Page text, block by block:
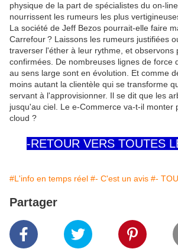
physique de la part de spécialistes du on-
nourrissent les rumeurs les plus
La société de Jeff Bezos pourrait-elle faire
Carrefour.? Laissons les rumeurs justifiées
traverser l'éther à leur rythme, et observons
confirmées. De nombreuses lignes de force
au sens large sont en évolution. Et comme
moins autant la clientèle qui se transforme
servant à l'approvisionner. Il se dit que les
jusqu'au ciel. Le e-Commerce va-t-il monter
cloud ?
-RETOUR VERS TOUTES
#L'info en temps réel #- C'est un avis #-
Partager